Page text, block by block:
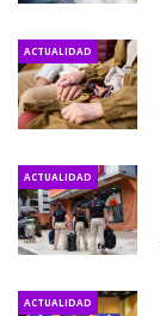
ACTUALIDAD
ACTUALIDAD
ACTUALIDAD